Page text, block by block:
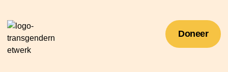
Doneer